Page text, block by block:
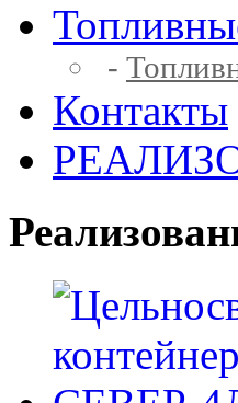
-
Контакты